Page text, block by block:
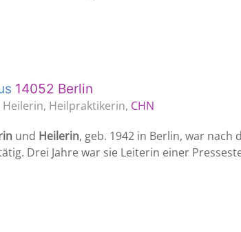
14052 Berlin
Heilpraktikerin, CHN
und Heilerin, geb. 1942 in Berlin, war
Drei Jahre war sie Leiterin einer